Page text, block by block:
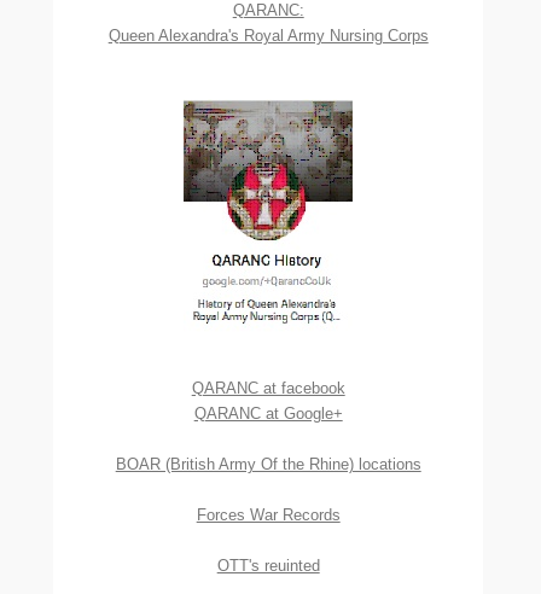
QARANC:
Queen Alexandra's Royal Army Nursing Corps
QARANC at facebook
QARANC at Google+
BOAR (British Army Of the Rhine) locations
Forces War Records
OTT's reuinted